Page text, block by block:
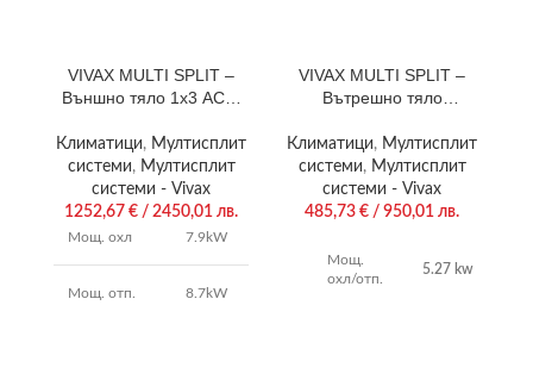
VIVAX MULTI SPLIT –
Външно тяло 1х3 ACP-
Климатици, Мултисплит
системи, Мултисплит
системи - Vivax
1252,67 € / 2450,01 лв.
Мощ. охл 7.9kW
Мощ. отп. 8.7kW
VIVAX MULTI SPLIT –
Вътрешно тяло
18CC50AERI
Климатици, Мултисплит
системи, Мултисплит
системи - Vivax
485,73 € / 950,01 лв.
Мощ.
охл/отп.
5.27 kw